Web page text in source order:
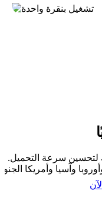
سرعة التحميل.
وآسيا وأمريكا